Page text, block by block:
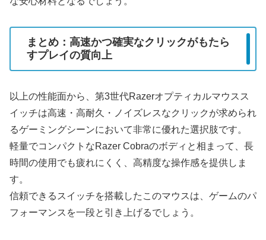
まとめ：高速かつ確実なクリックがもたら
すプレイの質向上
以上の性能面から、第3世代Razerオプティカルマウスス
イッチは高速・高耐久・ノイズレスなクリックが求められ
るゲーミングシーンにおいて非常に優れた選択肢です。
軽量でコンパクトなRazer Cobraのボディと相まって、長
時間の使用でも疲れにくく、高精度な操作感を提供しま
す。
信頼できるスイッチを搭載したこのマウスは、ゲームのパ
フォーマンスを一段と引き上げるでしょう。